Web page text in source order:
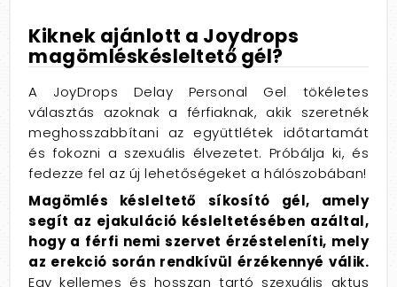
Kiknek ajánlott a Joydrops
magömléskésleltető gél?
A JoyDrops Delay Personal Gel tökéletes
választás azoknak a férfiaknak, akik szeretnék
meghosszabbítani az együttlétek időtartamát
és fokozni a szexuális élvezetet. Próbálja ki, és
fedezze fel az új lehetőségeket a hálószobában!
Magömlés késleltető síkosító gél, amely
segít az ejakuláció késleltetésében azáltal,
hogy a férfi nemi szervet érzésteleníti, mely
az erekció során rendkívül érzékennyé válik.
Egy kellemes és hosszan tartó szexuális aktus